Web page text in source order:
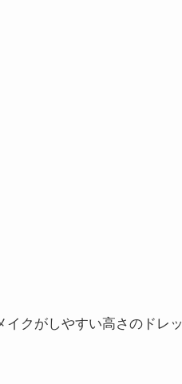
クがしやすい高さのドレッ